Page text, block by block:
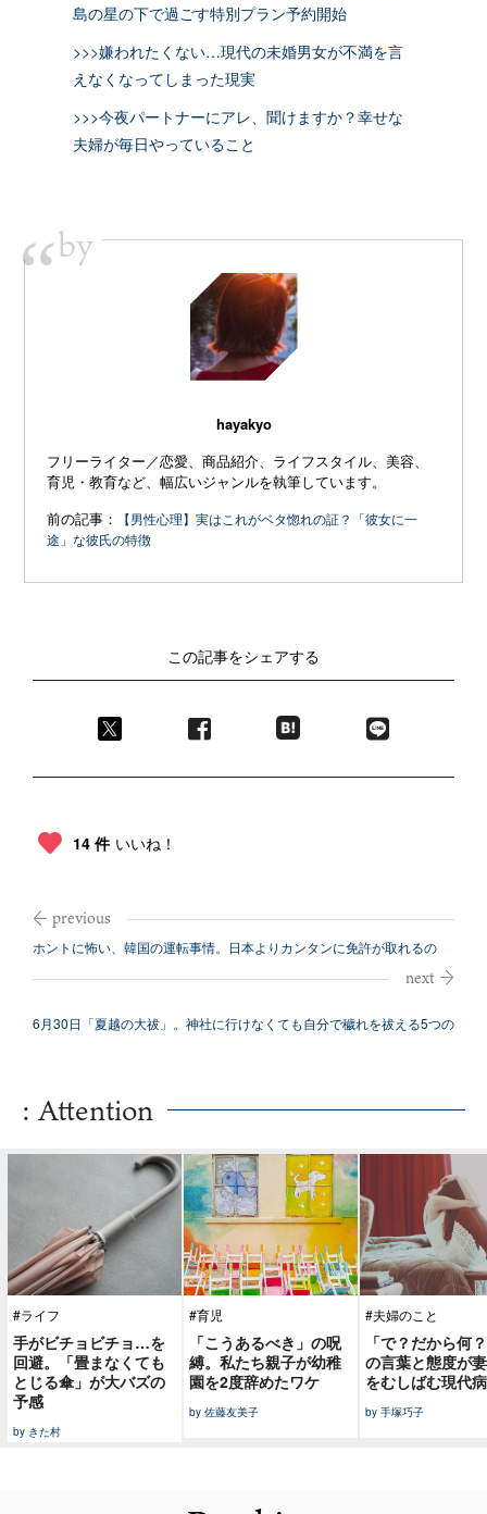
島の星の下で過ごす特別プラン予約開始
>>>嫌われたくない…現代の未婚男女が不満を言
えなくなってしまった現実
>>>今夜パートナーにアレ、聞けますか？幸せな
夫婦が毎日やっていること
“by
hayakyo
フリーライター／恋愛、商品紹介、ライフスタイル、美容、
育児・教育など、幅広いジャンルを執筆しています。
前の記事：
【男性心理】実はこれがベタ惚れの証？「彼女に一
途」な彼氏の特徴
この記事をシェアする
14 件 いいね！
ホントに怖い、韓国の運転事情。日本よりカンタンに免許が取れるの
6月30日「夏越の大祓」。神社に行けなくても自分で穢れを祓える5つの
: Attention
#ライフ
手がビチョビチョ…を
回避。「畳まなくても
とじる傘」が大バズの
予感
by きた村
#育児
「こうあるべき」の呪
縛。私たち親子が幼稚
園を2度辞めたワケ
by 佐藤友美子
#夫婦のこと
「で？だから何
の言葉と態度が
をむしばむ現代病
by 手塚巧子